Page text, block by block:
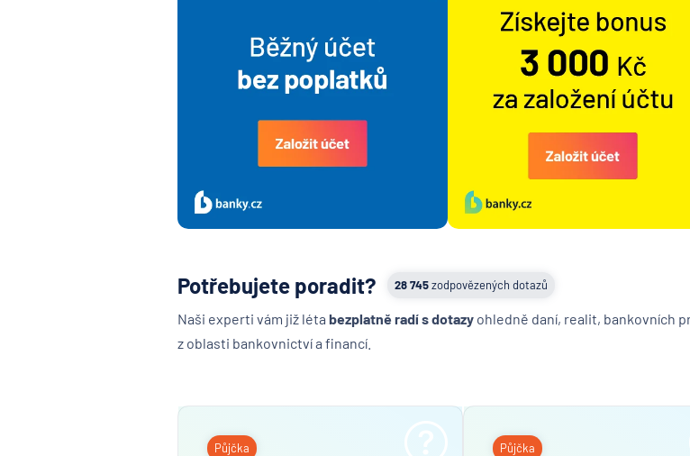
28 745zodpovězených dotazů
Potřebujete poradit?
Naši experti vám již léta bezplatně radí s dotazy ohledně daní, realit, bankovních
z oblasti bankovnictví a financí.
Půjčka Půjčka